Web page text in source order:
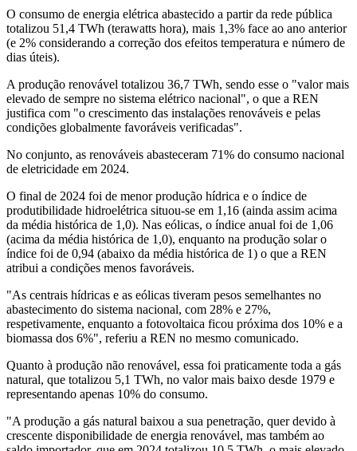
O consumo de energia elétrica abastecido a partir da rede pública
totalizou 51,4 TWh (terawatts hora), mais 1,3% face ao ano anterior
(e 2% considerando a correção dos efeitos temperatura e número de
dias úteis).
A produção renovável totalizou 36,7 TWh, sendo esse o "valor mais
elevado de sempre no sistema elétrico nacional", o que a REN
justifica com "o crescimento das instalações renováveis e pelas
condições globalmente favoráveis verificadas".
No conjunto, as renováveis abasteceram 71% do consumo nacional
de eletricidade em 2024.
O final de 2024 foi de menor produção hídrica e o índice de
produtibilidade hidroelétrica situou-se em 1,16 (ainda assim acima
da média histórica de 1,0). Nas eólicas, o índice anual foi de 1,06
(acima da média histórica de 1,0), enquanto na produção solar o
índice foi de 0,94 (abaixo da média histórica de 1) o que a REN
atribui a condições menos favoráveis.
"As centrais hídricas e as eólicas tiveram pesos semelhantes no
abastecimento do sistema nacional, com 28% e 27%,
respetivamente, enquanto a fotovoltaica ficou próxima dos 10% e a
biomassa dos 6%", referiu a REN no mesmo comunicado.
Quanto à produção não renovável, essa foi praticamente toda a gás
natural, que totalizou 5,1 TWh, no valor mais baixo desde 1979 e
representando apenas 10% do consumo.
"A produção a gás natural baixou a sua penetração, quer devido à
crescente disponibilidade de energia renovável, mas também ao